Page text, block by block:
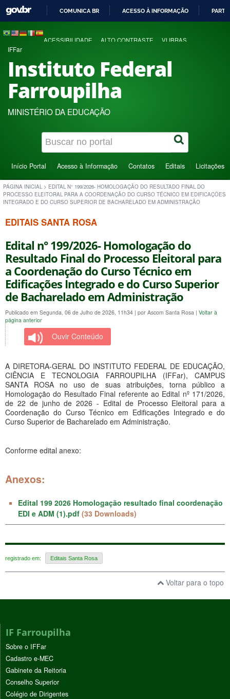
COMUNICA BR ACESSO À INFORMAÇÃO
ACESSIBILIDADE ALTO CONTRASTE VLIBRAS
IFFar
Instituto Federal
Farroupilha
MINISTÉRIO DA EDUCAÇÃO
Início Portal Acesso à Informação Contatos Editais Licitações
PÁGINA INICIAL > EDITAL N° 199/2026- HOMOLOGAÇÃO DO RESULTADO FINAL DO
PROCESSO ELEITORAL PARA A COORDENAÇÃO DO CURSO TÉCNICO EM EDIFICAÇÕES
INTEGRADO E DO CURSO SUPERIOR DE BACHARELADO EM ADMINISTRAÇÃO
EDITAIS SANTA ROSA
Edital n° 199/2026- Homologação do
Resultado Final do Processo Eleitoral para
a Coordenação do Curso Técnico em
Edificações Integrado e do Curso Superior
de Bacharelado em Administração
Publicado em Segunda, 06 de Julho de 2026, 11h34 | por Ascom Santa Rosa | Voltar à
página anterior
Ouvir Conteúdo
A DIRETORA-GERAL DO INSTITUTO FEDERAL DE EDUCAÇÃO,
CIÊNCIA E TECNOLOGIA FARROUPILHA (IFFar), CAMPUS
SANTA ROSA no uso de suas atribuições, torna público a
Homologação do Resultado Final referente ao Edital nº 171/2026,
de 22 de junho de 2026 - Edital de Processo Eleitoral para a
Coordenação do Curso Técnico em Edificações Integrado e do
Curso Superior de Bacharelado em Administração.
Conforme edital anexo:
Anexos:
Edital 199 2026 Homologação resultado final coordenação
EDI e ADM (1).pdf (33 Downloads)
registrado em: Editais Santa Rosa
Voltar para o topo
IF Farroupilha
Sobre o IFFar
Cadastro e-MEC
Gabinete da Reitoria
Conselho Superior
Colégio de Dirigentes